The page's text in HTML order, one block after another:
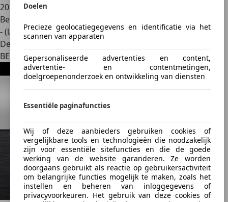
Doelen
Precieze geolocatiegegevens en identificatie via het
scannen van apparaten
Gepersonaliseerde advertenties en content,
advertentie- en contentmetingen,
doelgroepenonderzoek en ontwikkeling van diensten
Essentiële paginafuncties
Wij of deze aanbieders gebruiken cookies of
vergelijkbare tools en technologieën die noodzakelijk
zijn voor essentiële sitefuncties en die de goede
werking van de website garanderen. Ze worden
doorgaans gebruikt als reactie op gebruikersactiviteit
om belangrijke functies mogelijk te maken, zoals het
instellen en beheren van inloggegevens of
privacyvoorkeuren. Het gebruik van deze cookies of
20.504 km
Benzine
- (l/100 km)
Dealer
BE 4860